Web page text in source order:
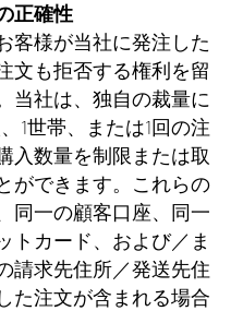
正確性
客様が当社に発注した
文も拒否する権利を留
当社は、独自の裁量に
1世帯、または1回の注
入数量を制限または取
ができます。これらの
同一の顧客口座、同一
トカード、および／ま
請求先住所／発送先住
た注文が含まれる場合